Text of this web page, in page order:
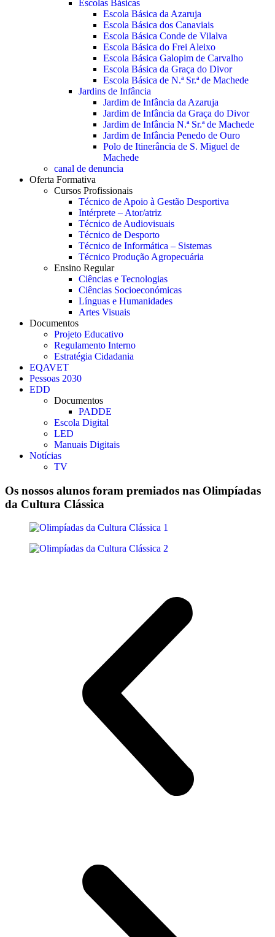
Escolas Básicas
Escola Básica da Azaruja
Escola Básica dos Canaviais
Escola Básica Conde de Vilalva
Escola Básica do Frei Aleixo
Escola Básica Galopim de Carvalho
Escola Básica da Graça do Divor
Escola Básica de N.ª Sr.ª de Machede
Jardins de Infância
Jardim de Infância da Azaruja
Jardim de Infância da Graça do Divor
Jardim de Infância N.ª Sr.ª de Machede
Jardim de Infância Penedo de Ouro
Polo de Itinerância de S. Miguel de
Machede
canal de denuncia
Oferta Formativa
Cursos Profissionais
Técnico de Apoio à Gestão Desportiva
Intérprete – Ator/atriz
Técnico de Audiovisuais
Técnico de Desporto
Técnico de Informática – Sistemas
Técnico Produção Agropecuária
Ensino Regular
Ciências e Tecnologias
Ciências Socioeconómicas
Línguas e Humanidades
Artes Visuais
Documentos
Projeto Educativo
Regulamento Interno
Estratégia Cidadania
EQAVET
Pessoas 2030
EDD
Documentos
PADDE
Escola Digital
LED
Manuais Digitais
Notícias
TV
Os nossos alunos foram premiados nas Olimpíadas
da Cultura Clássica